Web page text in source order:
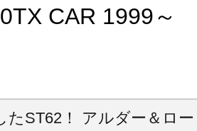
CAR 1999～
ST62！ アルダー＆ロー